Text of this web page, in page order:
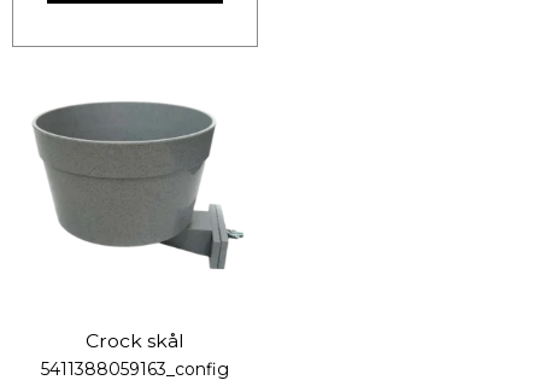
Crock skål
5411388059163_config